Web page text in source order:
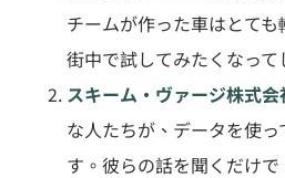
チームが作った車はとても
街中で試してみたくなって
スキーム・ヴァージ株式会
な人たちが、データを使
す。彼らの話を聞くだけ